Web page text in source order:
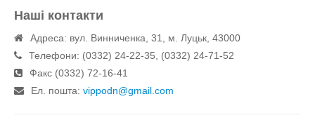
Наші контакти
Адреса: вул. Винниченка, 31, м. Луцьк, 43000
Телефони: (0332) 24-22-35, (0332) 24-71-52
Факс (0332) 72-16-41
Eл. пошта: vippodn@gmail.com